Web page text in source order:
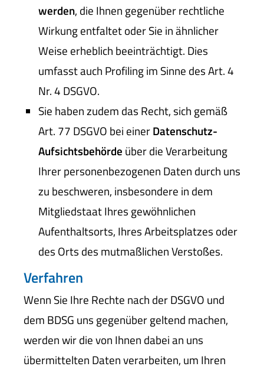
werden, die Ihnen gegenüber rechtliche
Wirkung entfaltet oder Sie in ähnlicher
Weise erheblich beeinträchtigt. Dies
umfasst auch Profiling im Sinne des Art. 4
Nr. 4 DSGVO.
Sie haben zudem das Recht, sich gemäß
Art. 77 DSGVO bei einerDatenschutz-
Aufsichtsbehörde über die Verarbeitung
Ihrer personenbezogenen Daten durch uns
zu beschweren, insbesondere in dem
Mitgliedstaat Ihres gewöhnlichen
Aufenthaltsorts, Ihres Arbeitsplatzes oder
des Orts des mutmaßlichen Verstoßes.
Verfahren
Wenn Sie Ihre Rechte nach der DSGVO und
dem BDSG uns gegenüber geltend machen,
werden wir die von Ihnen dabei an uns
übermittelten Daten verarbeiten, um Ihren